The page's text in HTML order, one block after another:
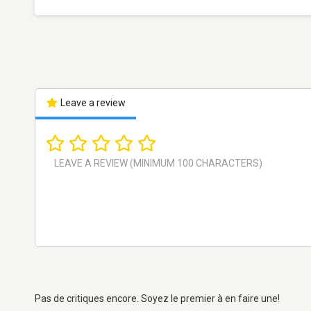
Leave a review
Pas de critiques encore. Soyez le premier à en faire une!